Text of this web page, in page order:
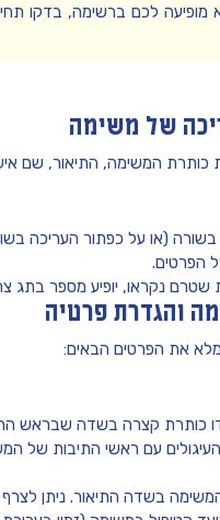
מופיעה לכם ברשימה, בדקו
כותרת המשימה, התיאור, שם
בשורה (או על כפתור העריכה
הפרטים.
שטרם נקראו, יופיע מספר בתג
את הפרטים הבאים:
כותרת קצרה בשדה שבראש
עם ראשי התיבות של
בשדה התיאור. ניתן